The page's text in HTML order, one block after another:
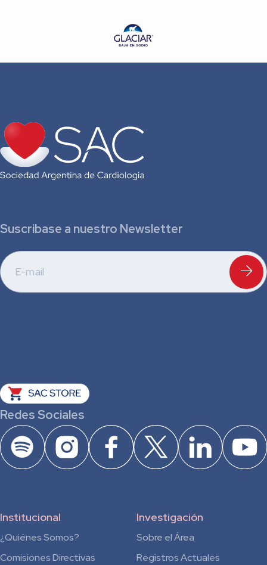
Suscribase a nuestro Newsletter
Redes Sociales
Institucional
¿Quiénes Somos?
Comisiones Directivas
Investigación
Sobre el Área
Registros Actuales